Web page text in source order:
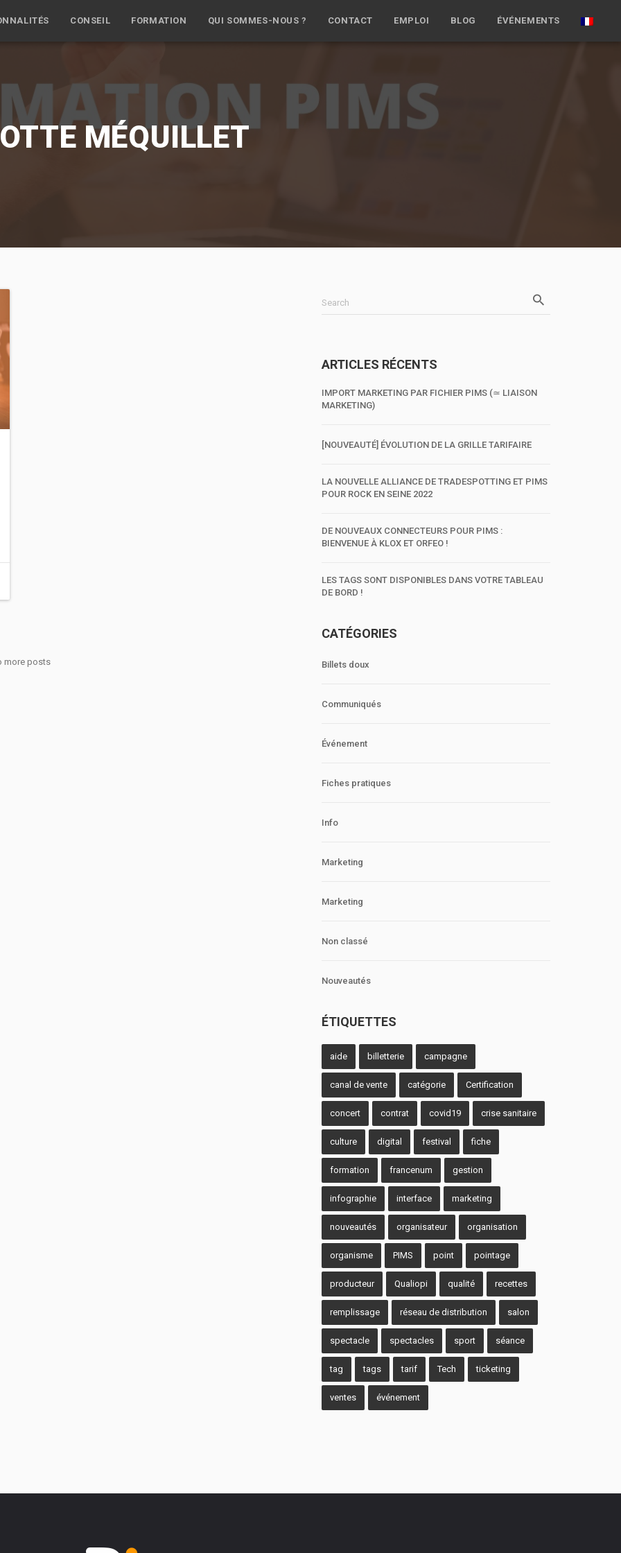
MÉQUILLET
CONSEIL FORMATION QUI SOMMES-NOUS ? CONTACT EMPLOI BLOG ÉVÉNEMENTS
more posts
Search
ARTICLES RÉCENTS
IMPORT MARKETING PAR FICHIER PIMS (≃ LIAISON
MARKETING)
[NOUVEAUTÉ] ÉVOLUTION DE LA GRILLE TARIFAIRE
LA NOUVELLE ALLIANCE DE TRADESPOTTING ET PIMS
POUR ROCK EN SEINE 2022
DE NOUVEAUX CONNECTEURS POUR PIMS :
BIENVENUE À KLOX ET ORFEO !
LES TAGS SONT DISPONIBLES DANS VOTRE TABLEAU
DE BORD !
CATÉGORIES
Billets doux
Communiqués
Événement
Fiches pratiques
Info
Marketing
Marketing
Non classé
Nouveautés
ÉTIQUETTES
aide billetterie campagne
canal de vente catégorie Certification
concert contrat covid19 crise sanitaire
culture digital festival fiche
formation francenum gestion
infographie interface marketing
nouveautés organisateur organisation
organisme PIMS point pointage
producteur Qualiopi qualité recettes
remplissage réseau de distribution salon
spectacle spectacles sport séance
tag tags tarif Tech ticketing
ventes événement